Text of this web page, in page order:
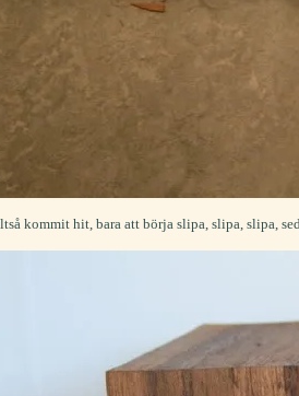
kommit hit, bara att börja slipa, slipa, slipa,